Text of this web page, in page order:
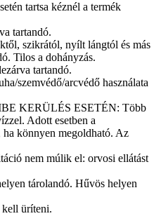
tartsa kéznél a termék
tartandó.
szikrától, nyílt lángtól és más
Tilos a dohányzás.
tartandó.
szemvédő/arcvédő használata
KERÜLÉS ESETÉN: Több
Adott esetben a
könnyen megoldható. Az
nem múlik el: orvosi ellátást
tárolandó. Hűvös helyen
kell üríteni.